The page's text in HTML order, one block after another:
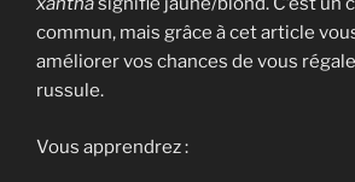
commun, mais grâce à cet article
améliorer vos chances de vous
russule.
Vous apprendrez :